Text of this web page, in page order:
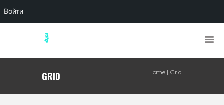
GRID Home Grid
Войти